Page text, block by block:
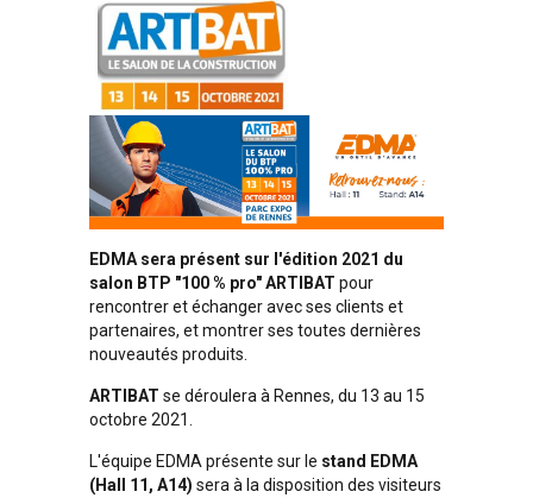
EDMA sera présent sur l'édition 2021 du
salon BTP "100 % pro" ARTIBAT pour
rencontrer et échanger avec ses clients et
partenaires, et montrer ses toutes dernières
nouveautés produits.
ARTIBAT se déroulera à Rennes, du 13 au 15
octobre 2021.
L'équipe EDMA présente sur le stand EDMA
(Hall 11, A14) sera à la disposition des visiteurs